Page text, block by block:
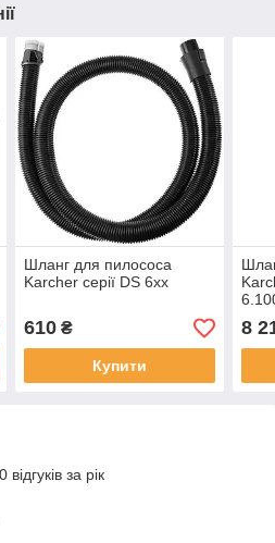
Шланг для пилососа
Karcher серії DS 6хх
610₴
Купити
8
за рік